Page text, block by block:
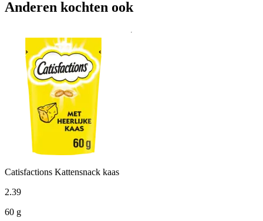
Anderen kochten ook
Catisfactions Kattensnack kaas
2.39
60 g